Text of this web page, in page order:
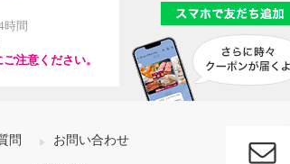
時間
注意ください。
問 お問い合わせ